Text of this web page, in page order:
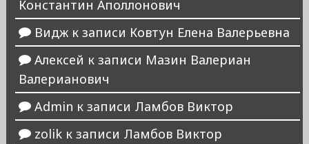
Константин Аполлонович
Виджк записи Ковтун Елена Валерьевна
Алексей к записи Мазин Валериан
Валерианович
Admin к записи Ламбов Виктор
zolikк записи Ламбов Виктор